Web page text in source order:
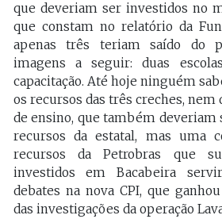
que deveriam ser investidos no
que constam no relatório da
apenas três teriam saído do
imagens a seguir: duas
capacitação. Até hoje ninguém
os recursos das três creches, nem
de ensino, que também deveriam
recursos da estatal, mas uma
recursos da Petrobras que
investidos em Bacabeira
debates na nova CPI, que
das investigações da operação